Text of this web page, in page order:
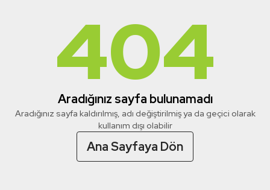
404
Aradığınız sayfa bulunamadı
Aradığınız sayfa kaldırılmış, adı değiştirilmiş ya da geçici olarak
kullanım dışı olabilir
Ana Sayfaya Dön